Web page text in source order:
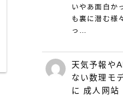
いやあ面白か
も裏に潜む様
っ…
天気予報や
ない数理モ
に 成人网站